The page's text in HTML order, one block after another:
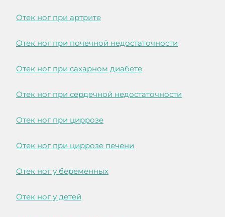
Отек ног при артрите
Отек ног при почечной недостаточности
Отек ног при сахарном диабете
Отек ног при сердечной недостаточности
Отек ног при циррозе
Отек ног при циррозе печени
Отек ног у беременных
Отек ног у детей